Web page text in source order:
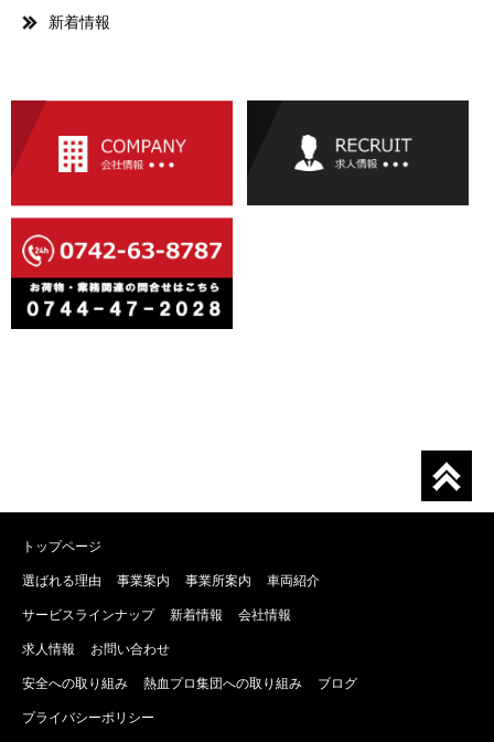
新着情報
トップページ
選ばれる理由 事業案内 事業所案内 車両紹介
サービスラインナップ 新着情報 会社情報
求人情報 お問い合わせ
安全への取り組み 熱血プロ集団への取り組み ブログ
プライバシーポリシー